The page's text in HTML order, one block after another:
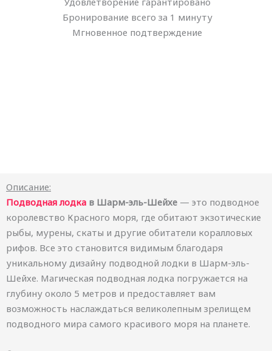
Бронирование всего за 1 минуту
Мгновенное подтверждение
Описание:
Подводная лодка в Шарм-эль-Шейхе — это подводное
королевство Красного моря, где обитают экзотические
рыбы, мурены, скаты и другие обитатели коралловых
рифов. Все это становится видимым благодаря
уникальному дизайну подводной лодки в Шарм-эль-
Шейхе. Магическая подводная лодка погружается на
глубину около 5 метров и предоставляет вам
возможность наслаждаться великолепным зрелищем
подводного мира самого красивого моря на планете.